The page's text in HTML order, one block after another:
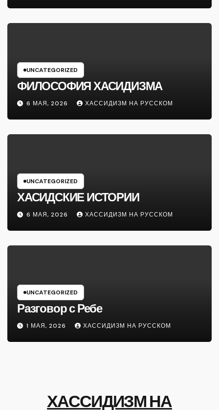
UNCATEGORIZED
ФИЛОСОФИЯ ХАСИДИЗМА
6 МАЯ, 2026 ХАССИДИЗМ НА РУССКОМ
UNCATEGORIZED
ХАСИДСКИЕ ИСТОРИИ
6 МАЯ, 2026 ХАССИДИЗМ НА РУССКОМ
UNCATEGORIZED
Разговор с Ребе
1 МАЯ, 2026 ХАССИДИЗМ НА РУССКОМ
ХАССИДИЗМ НА